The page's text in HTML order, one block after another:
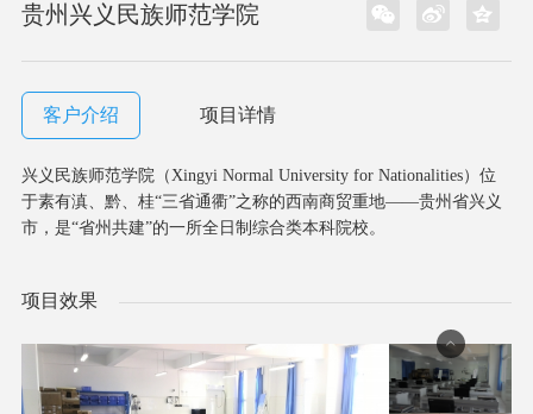
贵州兴义民族师范学院
客户介绍 项目详情
兴义民族师范学院（Xingyi Normal University for Nationalities）位
于素有滇、黔、桂“三省通衢”之称的西南商贸重地——贵州省兴义
市，是“省州共建”的一所全日制综合类本科院校。
项目效果